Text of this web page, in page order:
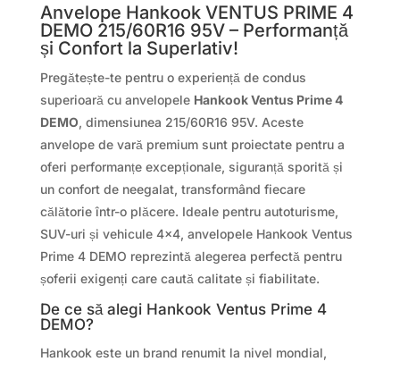
Anvelope Hankook VENTUS PRIME 4
DEMO 215/60R16 95V – Performanță
și Confort la Superlativ!
Pregătește-te pentru o experiență de condus
superioară cu anvelopele Hankook Ventus Prime 4
DEMO, dimensiunea 215/60R16 95V. Aceste
anvelope de vară premium sunt proiectate pentru a
oferi performanțe excepționale, siguranță sporită și
un confort de neegalat, transformând fiecare
călătorie într-o plăcere. Ideale pentru autoturisme,
SUV-uri și vehicule 4×4, anvelopele Hankook Ventus
Prime 4 DEMO reprezintă alegerea perfectă pentru
șoferii exigenți care caută calitate și fiabilitate.
De ce să alegi Hankook Ventus Prime 4
DEMO?
Hankook este un brand renumit la nivel mondial,